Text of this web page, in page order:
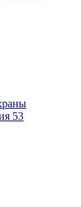
53